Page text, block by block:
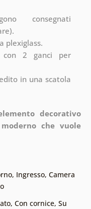
consegnati
plexiglass.
con 2 ganci per
in una scatola
decorativo
che vuole
, Ingresso, Camera
, Con cornice, Su